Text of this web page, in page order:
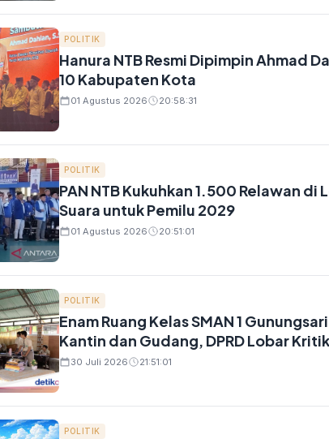
POLITIK
Hanura NTB Resmi Dipimpin Ahmad
10 Kabupaten Kota
01 Agustus 2026 20:58:31
POLITIK
PAN NTB Kukuhkan 1.500 Relawan
Suara untuk Pemilu 2029
01 Agustus 2026 20:51:01
POLITIK
Enam Ruang Kelas SMAN 1
Kantin dan Gudang, DPRD Lobar
30 Juli 2026 21:51:01
POLITIK